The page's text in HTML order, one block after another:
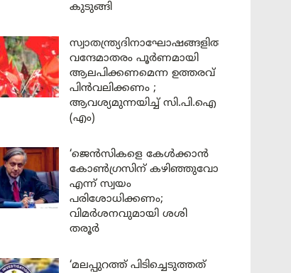
കുടുങ്ങി
സ്വാതന്ത്ര്യദിനാഘോഷങ്ങളിൽ
വന്ദേമാതരം പൂർണമായി
ആലപിക്കണമെന്ന ഉത്തരവ്
പിൻവലിക്കണം ;
ആവശ്യമുന്നയിച്ച് സി.പി.ഐ
(എം)
‘ജെൻസികളെ കേൾക്കാൻ
കോൺഗ്രസിന് കഴിഞ്ഞുവോ
എന്ന് സ്വയം
പരിശോധിക്കണം;
വിമർശനവുമായി ശശി
തരൂർ
‘മലപ്പുറത്ത് പിടിച്ചെടുത്തത്